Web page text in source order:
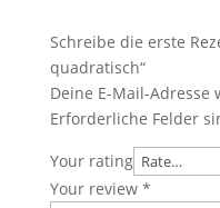
Schreibe die erste
quadratisch“
Deine E-Mail-
Erforderliche Felder
Your rating
Your review *